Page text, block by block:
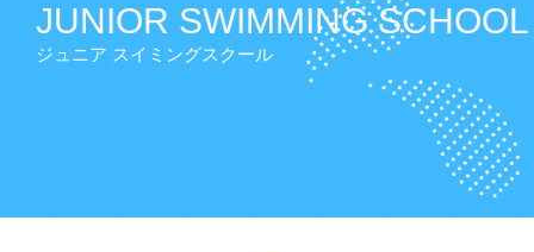
JUNIOR SWIMMING SCHOOL
ジュニア スイミングスクール